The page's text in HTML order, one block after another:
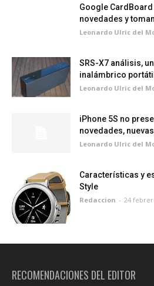
Google
novedades y
Leonardo Ulric del
SRS-X7 análisis,
inalámbrico
Leonardo Ulric del
iPhone 5S no
novedades,
Leonardo Ulric del
Características y
Style
Redaccion - 24
RECOMENDACIONES DEL EDITOR